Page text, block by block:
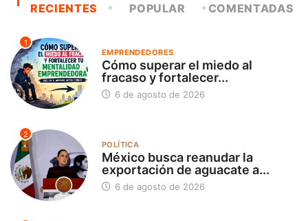
RECIENTES POPULAR COMENTADAS
1
EMPRENDEDORES
Cómo superar el miedo al
fracaso y fortalecer...
6 de agosto de 2026
2
POLÍTICA
México busca reanudar la
exportación de aguacate a...
6 de agosto de 2026